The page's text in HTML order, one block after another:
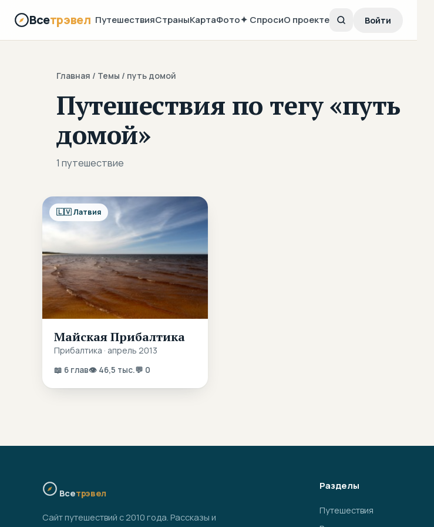
Всетрэвел ПутешествияСтраныКартаФото✦ СпросиО проекте Войти
Главная / Темы / путь домой
Путешествия по тегу «путь
домой»
1 путешествие
🇱🇻 Латвия
Майская Прибалтика
Прибалтика · апрель 2013
📖 6 глав👁 46,5 тыс.💬 0
Всетрэвел
Сайт путешествий с 2010 года. Рассказы и
Разделы
Путешествия